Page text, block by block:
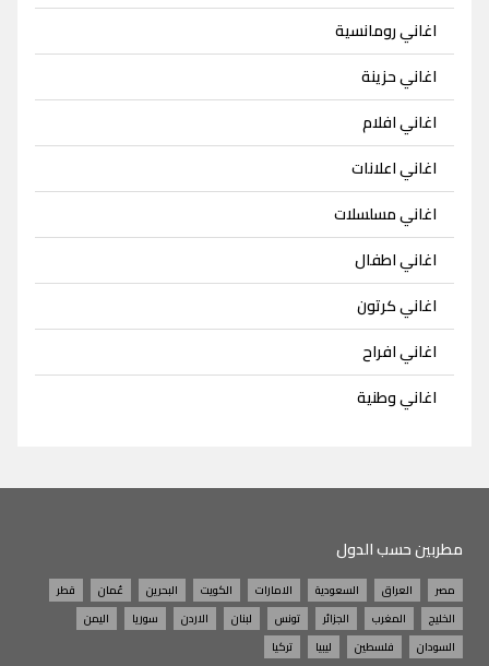
اغاني رومانسية
اغاني حزينة
اغاني افلام
اغاني اعلانات
اغاني مسلسلات
اغاني اطفال
اغاني كرتون
اغاني افراح
اغاني وطنية
مطربين حسب الدول
مصر العراق السعودية الامارات الكويت البحرين عُمان
قطر
الخليج
المغرب الجزائر تونس لبنان الاردن سوريا
اليمن
السودان
فلسطين ليبيا تركيا